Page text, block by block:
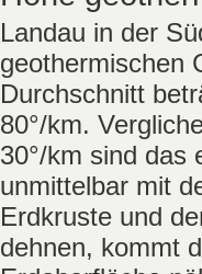
Landau in der
geothermischen
Durchschnitt
80°/km.
30°/km sind das
unmittelbar mit
Erdkruste und
dehnen, kommt